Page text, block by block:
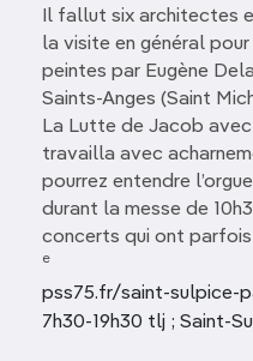
Il fallut six architectes
la visite en général
peintes par Eugène
Saints-Anges (Saint
La Lutte de Jacob avec
travailla avec
pourrez entendre
durant la messe de
concerts qui ont parfois
e
pss75.fr/saint-sulpice-
7h30-19h30 tlj ; Saint-